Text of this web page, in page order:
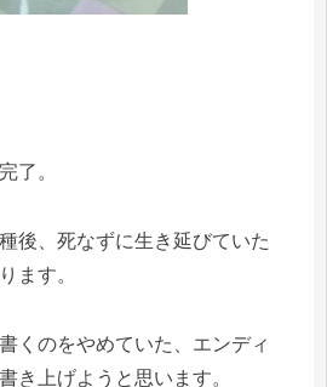
了。
後、死なずに生き延びていた
ます。
くのをやめていた、エンディ
き上げようと思います。